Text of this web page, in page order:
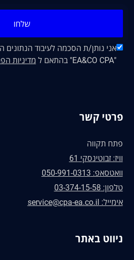
שלחו
אני נותן/ת הסכמה לעיבוד הנתונים
"EA&CO CPA" בהתאם ל
מדיניות
פרטי קשר
פתח תקווה
וויז: זבוטינסקי 61
וואטסאפ: 050-991-0313
טלפון: 03-374-15-58
אימייל: service@cpa-ea.co.il
ניווט באתר